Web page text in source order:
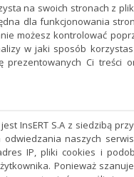
takie informacje jak:
kategoryzację
automatycznie.
na swoich stronach z
dla funkcjonowania
możesz kontrolować
w jaki sposób
prezentowanych Ci treści
InsERT S.A z siedzibą
odwiedzania naszych
IP, pliki cookies i
Ponieważ